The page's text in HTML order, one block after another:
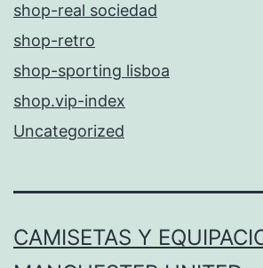
shop-real sociedad
shop-retro
shop-sporting lisboa
shop.vip-index
Uncategorized
CAMISETAS Y